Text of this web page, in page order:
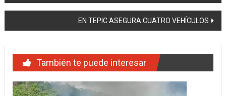
de
entradas
EN TEPIC ASEGURA CUATRO VEHÍCULOS
También te puede interesar